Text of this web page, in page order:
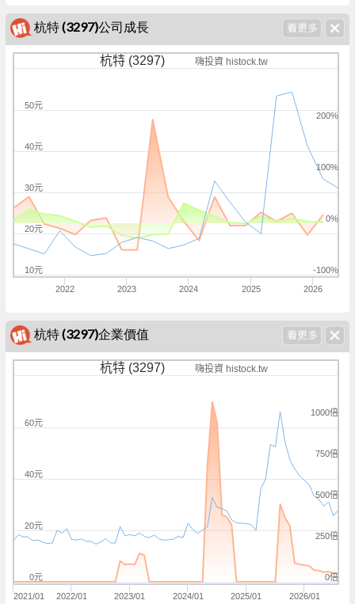
杭特 (3297)公司成長
杭特 (3297) 嗨投資 histock.tw
2022 2023 2024 2025 2026
-100%
0%
100%
200%
10元
20元
30元
40元
50元
杭特 (3297)企業價值
杭特 (3297) 嗨投資 histock.tw
2021/01 2022/01 2023/01 2024/01 2025/01 2026/01
0倍
250倍
500倍
750倍
1000倍
0元
20元
40元
60元